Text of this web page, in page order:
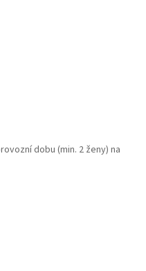
dobu (min. 2 ženy) na